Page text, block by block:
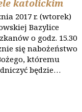
katolickim
2017 r. (wtorek)
Bazylice
o godz. 15.30
się nabożeństwo
któremu
będzie…